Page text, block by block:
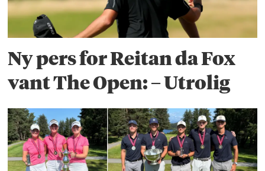
Ny pers for Reitan da Fox
vant The Open: – Utrolig